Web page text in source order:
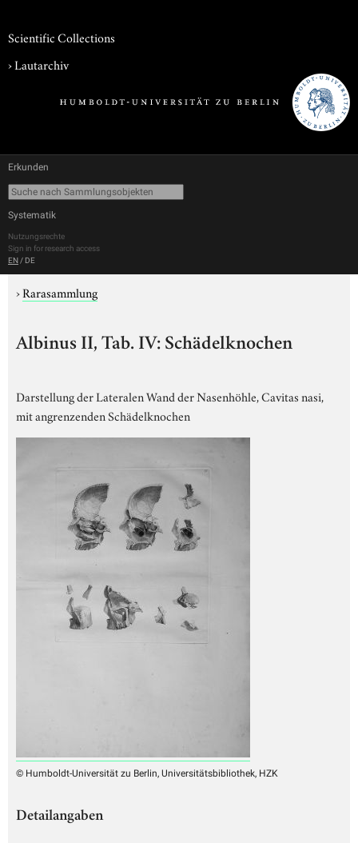
Scientific Collections
›Lautarchiv
Erkunden
Systematik
Nutzungsrechte
Sign in for research access
EN / DE
›Rarasammlung
Albinus II, Tab. IV: Schädelknochen
Darstellung der Lateralen Wand der Nasenhöhle, Cavitas nasi,
mit angrenzenden Schädelknochen
© Humboldt-Universität zu Berlin, Universitätsbibliothek, HZK
Detailangaben